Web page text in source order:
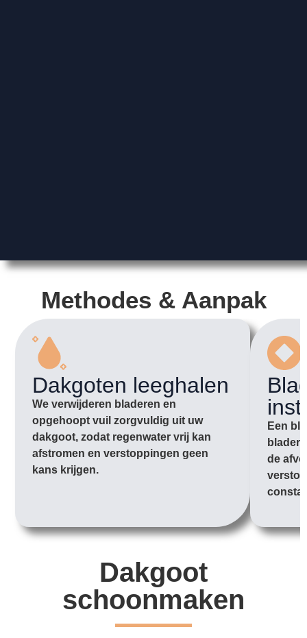
Methodes & Aanpak
Dakgoten leeghalen
We verwijderen bladeren en
opgehoopt vuil zorgvuldig uit uw
dakgoot, zodat regenwater vrij kan
afstromen en verstoppingen geen
kans krijgen.
Een
de
Dakgoot
schoonmaken